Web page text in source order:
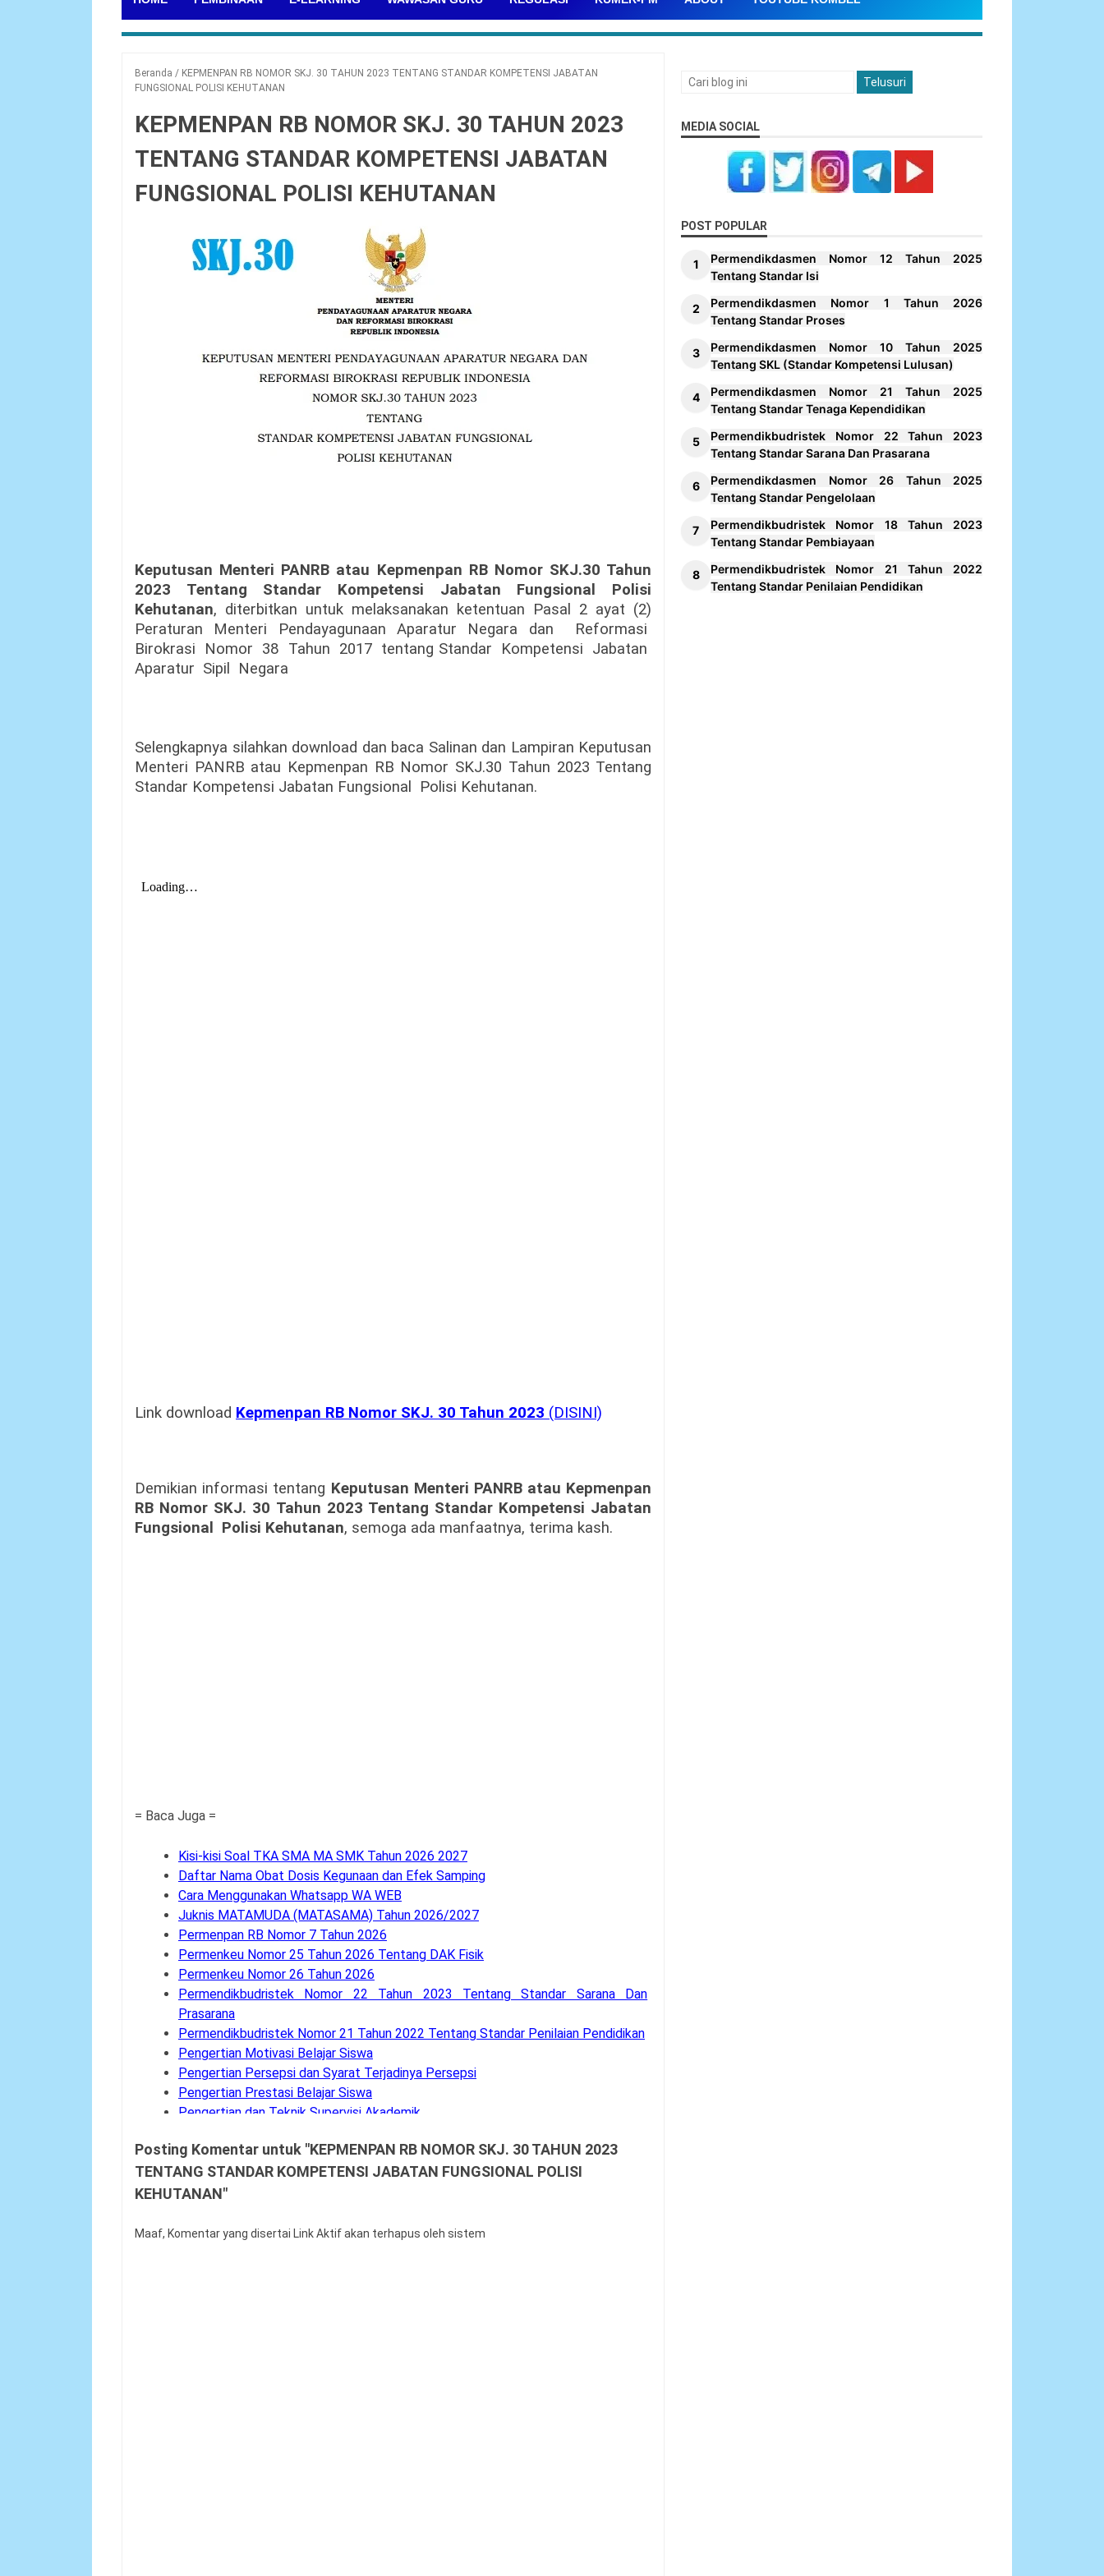
Beranda / KEPMENPAN RB NOMOR SKJ. 30 TAHUN 2023 TENTANG STANDAR KOMPETENSI JABATAN
FUNGSIONAL POLISI KEHUTANAN
KEPMENPAN RB NOMOR SKJ. 30 TAHUN 2023
TENTANG STANDAR KOMPETENSI JABATAN
FUNGSIONAL POLISI KEHUTANAN
Keputusan Menteri PANRB atau Kepmenpan RB Nomor SKJ.30 Tahun
2023 Tentang Standar Kompetensi Jabatan Fungsional Polisi
Kehutanan, diterbitkan untuk melaksanakan ketentuan Pasal 2 ayat (2)
Peraturan Menteri Pendayagunaan Aparatur Negara dan
Reformasi
Birokrasi
Nomor 38 Tahun 2017 tentang Standar Kompetensi Jabatan
Aparatur Sipil Negara
Selengkapnya silahkan download dan baca Salinan dan Lampiran Keputusan
Menteri PANRB atau Kepmenpan RB Nomor SKJ.30 Tahun 2023 Tentang
Standar Kompetensi Jabatan Fungsional
Polisi Kehutanan.
Link download Kepmenpan RB Nomor SKJ. 30 Tahun 2023 (DISINI)
Demikian informasi tentang Keputusan Menteri PANRB atau Kepmenpan
RB Nomor SKJ. 30 Tahun 2023 Tentang Standar Kompetensi Jabatan
Fungsional
Polisi Kehutanan, semoga ada manfaatnya, terima kash.
= Baca Juga =
Kisi-kisi Soal TKA SMA MA SMK Tahun 2026 2027
Daftar Nama Obat Dosis Kegunaan dan Efek Samping
Cara Menggunakan Whatsapp WA WEB
Juknis MATAMUDA (MATASAMA) Tahun 2026/2027
Permenpan RB Nomor 7 Tahun 2026
Permenkeu Nomor 25 Tahun 2026 Tentang DAK Fisik
Permenkeu Nomor 26 Tahun 2026
Permendikbudristek Nomor 22 Tahun 2023 Tentang Standar Sarana Dan
Prasarana
Permendikbudristek Nomor 21 Tahun 2022 Tentang Standar Penilaian Pendidikan
Pengertian Motivasi Belajar Siswa
Pengertian Persepsi dan Syarat Terjadinya Persepsi
Pengertian Prestasi Belajar Siswa
Pengertian dan Teknik Supervisi Akademik
Pengertian dan Komponen Layanan BK
Panduan Cara Aktivasi MFA Pada SSO BKN
Buku Panduan Pembelajaran dan Asesmen RA, MI, MTS, MA, MAK
Contoh Soal Penilaian Situasi Kerja Sederhana PPPK Guru
Posting Komentar untuk "KEPMENPAN RB NOMOR SKJ. 30 TAHUN 2023
TENTANG STANDAR KOMPETENSI JABATAN FUNGSIONAL POLISI
KEHUTANAN"
Maaf, Komentar yang disertai Link Aktif akan terhapus oleh sistem
MEDIA SOCIAL
POST POPULAR
Permendikdasmen Nomor 12 Tahun 2025
Tentang Standar Isi
Permendikdasmen Nomor 1 Tahun 2026
Tentang Standar Proses
Permendikdasmen Nomor 10 Tahun 2025
Tentang SKL (Standar Kompetensi Lulusan)
Permendikdasmen Nomor 21 Tahun 2025
Tentang Standar Tenaga Kependidikan
Permendikbudristek Nomor 22 Tahun 2023
Tentang Standar Sarana Dan Prasarana
Permendikdasmen Nomor 26 Tahun 2025
Tentang Standar Pengelolaan
Permendikbudristek Nomor 18 Tahun 2023
Tentang Standar Pembiayaan
Permendikbudristek Nomor 21 Tahun 2022
Tentang Standar Penilaian Pendidikan